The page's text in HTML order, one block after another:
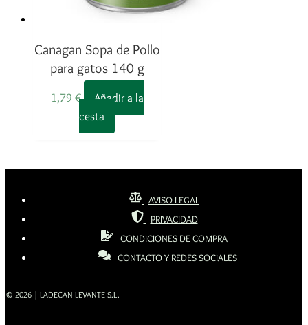
Canagan Sopa de Pollo
para gatos 140 g
1,79 €
Añadir a la
cesta
AVISO LEGAL
PRIVACIDAD
CONDICIONES DE COMPRA
CONTACTO Y REDES SOCIALES
© 2026 | LADECAN LEVANTE S.L.